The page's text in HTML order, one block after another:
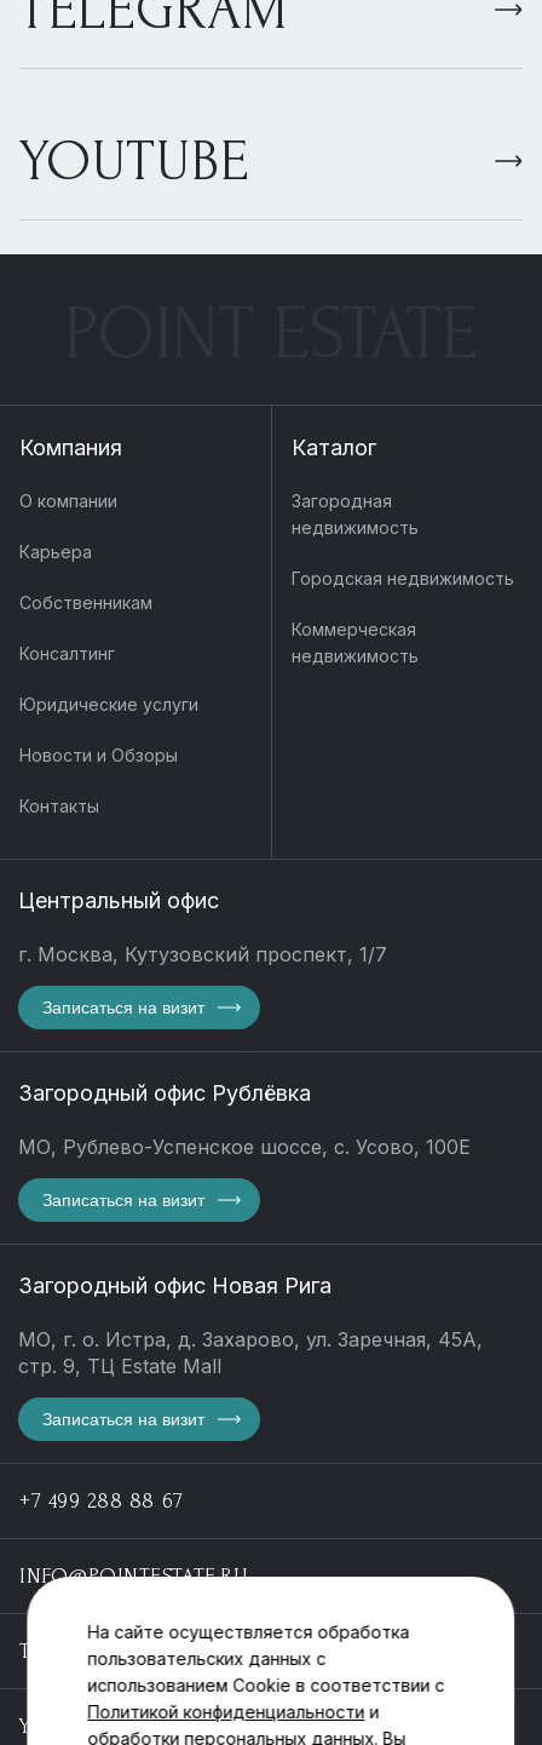
YOUTUBE
Компания
О компании
Карьера
Собственникам
Консалтинг
Юридические услуги
Новости и Обзоры
Контакты
Каталог
Загородная
недвижимость
Городская недвижимость
Коммерческая
недвижимость
Центральный офис
г. Москва, Кутузовский проспект, 1/7
Записаться на визит
Загородный офис Рублёвка
МО, Рублево-Успенское шоссе, с. Усово, 100Е
Записаться на визит
Загородный офис Новая Рига
МО, г. о. Истра, д. Захарово, ул. Заречная, 45А,
стр. 9, ТЦ Estate Mall
Записаться на визит
+7 499 288 88 67
INFO@POINTESTATE.RU
TELEGRAM
YOUTUBE
На сайте осуществляется обработка
пользовательских данных с
использованием Cookie в соответствии с
Политикой конфиденциальности и
обработки персональных данных. Вы